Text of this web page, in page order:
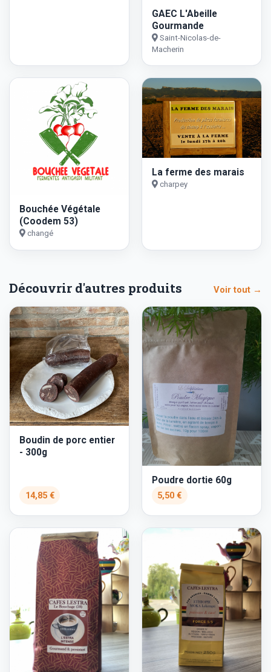
GAEC L'Abeille
Gourmande
Saint-Nicolas-de-
Macherin
Bouchée Végétale
(Coodem 53)
changé
La ferme des marais
charpey
Découvrir d'autres produits Voir tout →
Boudin de porc entier
- 300g
14,85 €
Poudre dortie 60g
5,50 €